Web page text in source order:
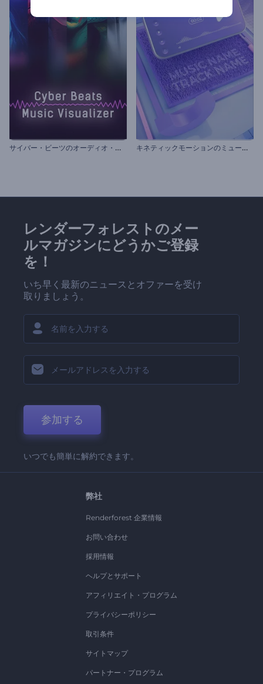
サ
イバー・ビーツのオーディオ・ビジュアライザー キ
ネティックモーションのミュージックビジュアライザー
レンダーフォレストのメー
ルマガジンにどうかご登録
を！
いち早く最新のニュースとオファーを受け
取りましょう。
参加する
いつでも簡単に解約できます。
弊社
Renderforest 企業情報
お問い合わせ
採用情報
ヘルプとサポート
アフィリエイト・プログラム
プライバシーポリシー
取引条件
サイトマップ
パートナー・プログラム